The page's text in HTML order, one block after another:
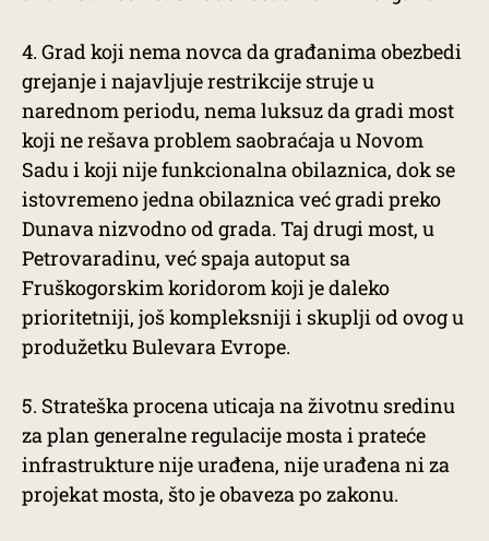
4. Grad koji nema novca da građanima obezbedi
grejanje i najavljuje restrikcije struje u
narednom periodu, nema luksuz da gradi most
koji ne rešava problem saobraćaja u Novom
Sadu i koji nije funkcionalna obilaznica, dok se
istovremeno jedna obilaznica već gradi preko
Dunava nizvodno od grada. Taj drugi most, u
Petrovaradinu, već spaja autoput sa
Fruškogorskim koridorom koji je daleko
prioritetniji, još kompleksniji i skuplji od ovog u
produžetku Bulevara Evrope.
5. Strateška procena uticaja na životnu sredinu
za plan generalne regulacije mosta i prateće
infrastrukture nije urađena, nije urađena ni za
projekat mosta, što je obaveza po zakonu.